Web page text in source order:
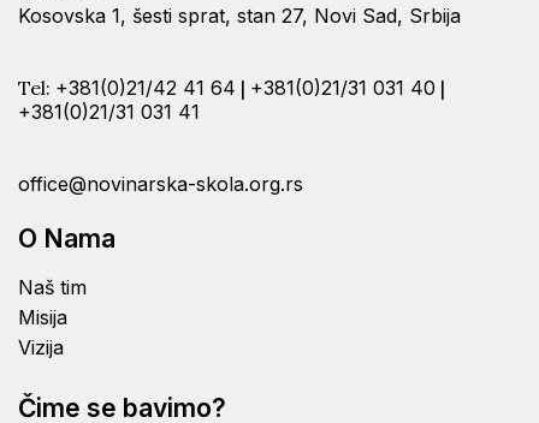
O Nama
Naš tim
Misija
Vizija
Čime se bavimo?
Kosovska 1, šesti sprat, stan 27, Novi Sad, Srbija
Tel: +381(0)21/42 41 64 | +381(0)21/31 031 40 |
+381(0)21/31 031 41
office@novinarska-skola.org.rs